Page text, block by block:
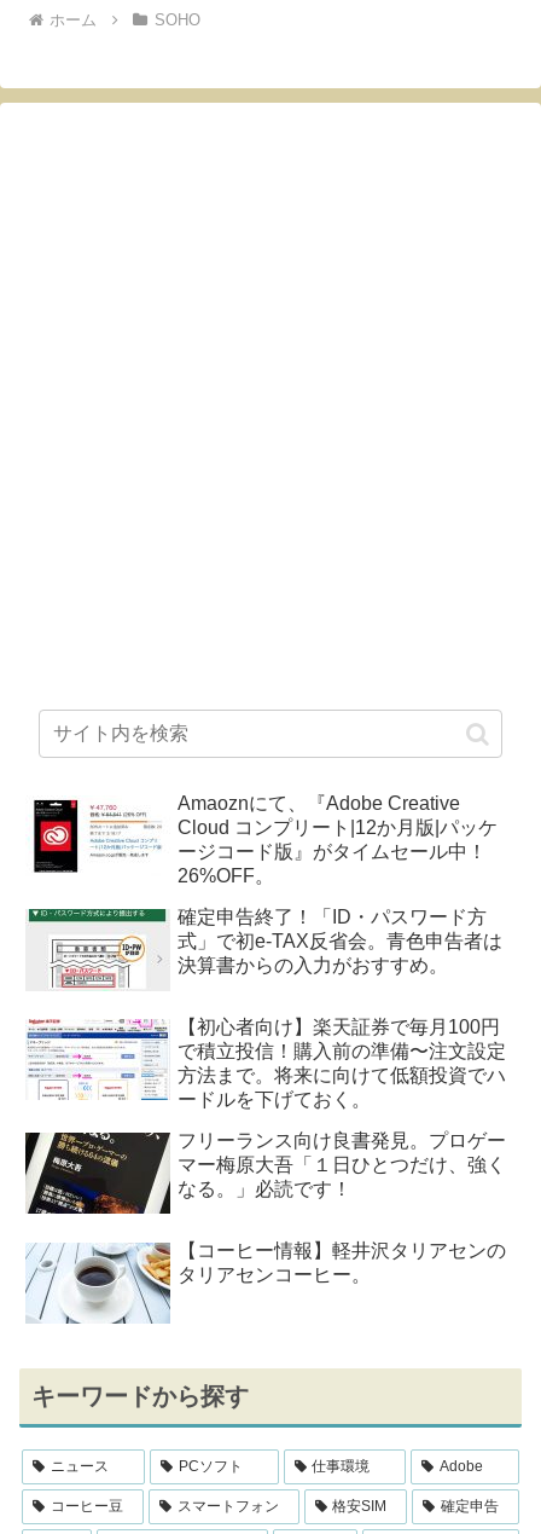
ホーム SOHO
Amaoznにて、『Adobe Creative
Cloud コンプリート|12か月版|パッケ
ージコード版』がタイムセール中！
26%OFF。
確定申告終了！「ID・パスワード方
式」で初e-TAX反省会。青色申告者は
決算書からの入力がおすすめ。
【初心者向け】楽天証券で毎月100円
で積立投信！購入前の準備〜注文設定
方法まで。将来に向けて低額投資でハ
ードルを下げておく。
フリーランス向け良書発見。プロゲー
マー梅原大吾「１日ひとつだけ、強く
なる。」必読です！
【コーヒー情報】軽井沢タリアセンの
タリアセンコーヒー。
キーワードから探す
ニュース PCソフト 仕事環境 Adobe
コーヒー豆 スマートフォン 格安SIM 確定申告